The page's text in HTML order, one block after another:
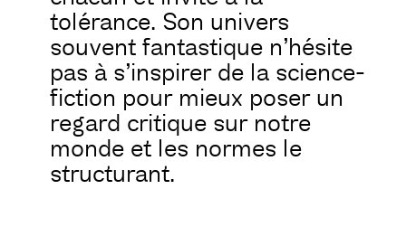
tolérance. Son univers
souvent fantastique n’hésite
pas à s’inspirer de la science-
fiction pour mieux poser un
regard critique sur notre
monde et les normes le
structurant.